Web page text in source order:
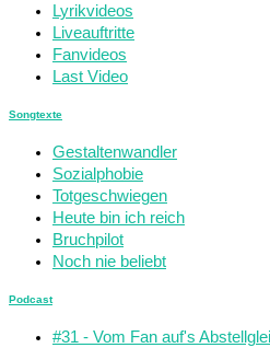
Lyrikvideos
Liveauftritte
Fanvideos
Last Video
Songtexte
Gestaltenwandler
Sozialphobie
Totgeschwiegen
Heute bin ich reich
Bruchpilot
Noch nie beliebt
Podcast
#31 - Vom Fan auf's